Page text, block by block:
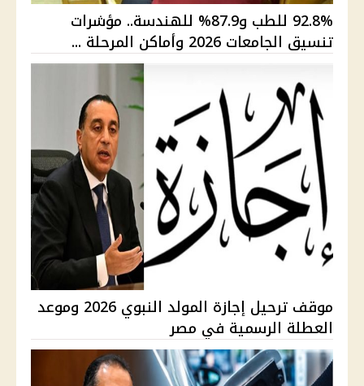
92.8% للطب و87.9% للهندسة.. مؤشرات
تنسيق الجامعات 2026 وأماكن المرحلة ...
موقف ترحيل إجازة المولد النبوي 2026 وموعد
العطلة الرسمية في مصر